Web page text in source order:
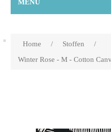
MENU
Home / Stoffen
/
Winter Rose - M - Cotton